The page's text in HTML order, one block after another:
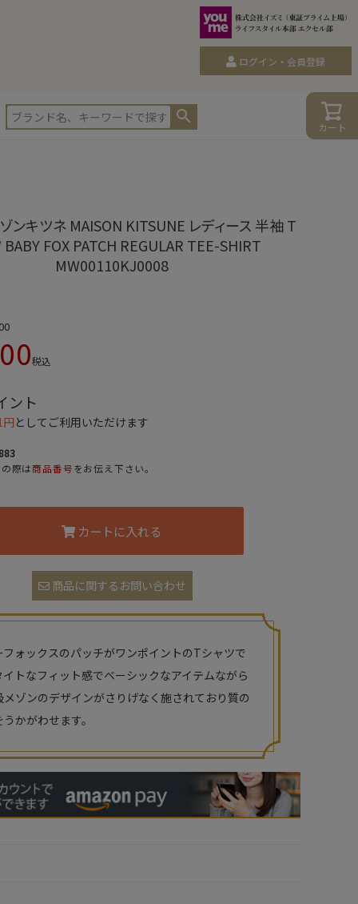
ログイン・会員登録
ンキツネ MAISON KITSUNE レディース 半袖 T
BABY FOX PATCH REGULAR TEE-SHIRT
MW00110KJ0008
税込
ント
円としてご利用いただけます
際は商品番号をお伝え下さい。
カートに入れる
商品に関するお問い合わせ
フォックスのパッチがワンポイントのTシャツで
イトなフィット感でベーシックなアイテムながら
メゾンのデザインがさりげなく施されており質の
かがわせます。
カート